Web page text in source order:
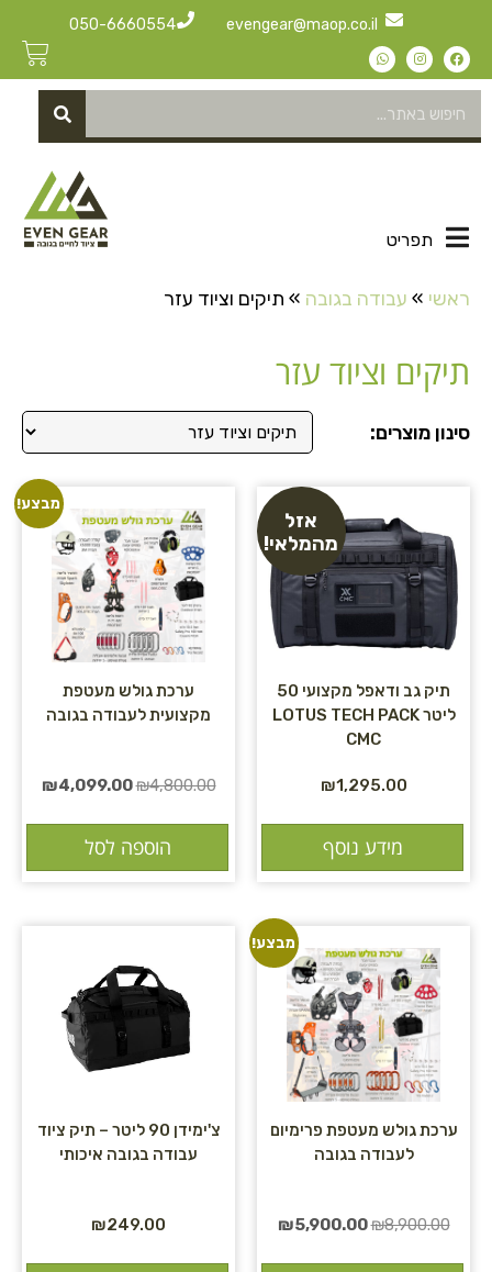
evengear@maop.co.il
050-6660554
תפריט
ראשי » עבודה בגובה » תיקים וציוד עזר
תיקים וציוד עזר
סינון מוצרים:
אזל
מהמלאי!
תיק גב ודאפל מקצועי 50
ליטר LOTUS TECH PACK
CMC
₪1,295.00
מידע נוסף
מבצע!
ערכת גולש מעטפת
מקצועית לעבודה בגובה
₪4,800.00
₪4,099.00
הוספה לסל
מבצע!
ערכת גולש מעטפת פרימיום
לעבודה בגובה
₪8,900.00
₪5,900.00
צ'ימידן 90 ליטר – תיק ציוד
עבודה בגובה איכותי
₪249.00